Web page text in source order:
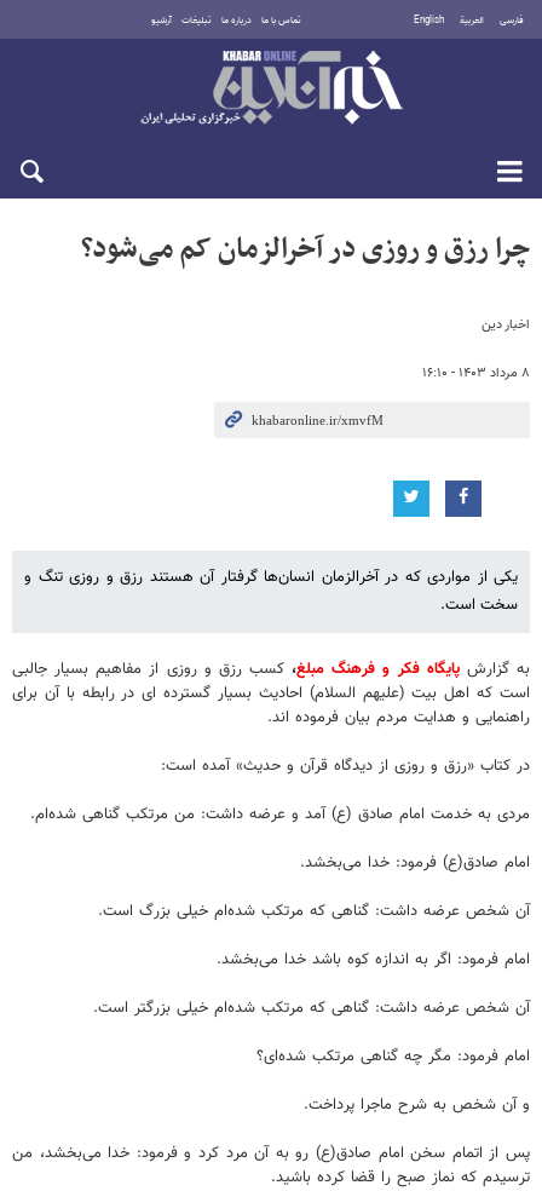
فارسی العربية English تماس با ما درباره ما تبلیغات آرشیو
دوشنبه ۱۹ مرداد ۱۴۰۵
اخبار دین
۸ مرداد ۱۴۰۳ - ۱۶:۱۰
چرا رزق و روزی در آخرالزمان کم می‌شود؟
یکی از مواردی که در آخرالزمان انسان‌ها گرفتار آن هستند رزق و روزی تنگ و
سخت است.
به گزارشپایگاه فکر و فرهنگ مبلغ، کسب رزق و روزی از مفاهیم بسیار جالبی
است که اهل بیت (علیهم السلام) احادیث بسیار گسترده ای در رابطه با آن برای
راهنمایی و هدایت مردم بیان فرموده اند.
در کتاب «رزق و روزی از دیدگاه قرآن و حدیث» آمده است:
مردی به خدمت امام صادق (ع) آمد و عرضه داشت: من مرتکب گناهی شده‌ام.
امام صادق(ع) فرمود: خدا می‌بخشد.
آن شخص عرضه داشت: گناهی که مرتکب شده‌ام خیلی بزرگ است.
امام فرمود: اگر به اندازه‌ کوه باشد خدا می‌بخشد.
آن شخص عرضه داشت: گناهی که مرتکب شده‌ام خیلی بزرگتر است.
امام فرمود: مگر چه گناهی مرتکب شده‌ای؟
و آن شخص به شرح ماجرا پرداخت.
پس از اتمام سخن امام صادق(ع) رو به آن مرد کرد و فرمود: خدا می‌بخشد، من
ترسیدم که نماز صبح را قضا کرده باشید.